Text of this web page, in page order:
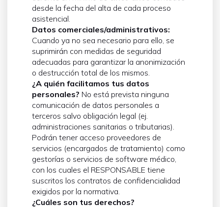
desde la fecha del alta de cada proceso
asistencial.
Datos comerciales/administrativos:
Cuando ya no sea necesario para ello, se
suprimirán con medidas de seguridad
adecuadas para garantizar la anonimización
o destrucción total de los mismos.
¿A quién facilitamos tus datos
personales? No está prevista ninguna
comunicación de datos personales a
terceros salvo obligación legal (ej.
administraciones sanitarias o tributarias).
Podrán tener acceso proveedores de
servicios (encargados de tratamiento) como
gestorías o servicios de software médico,
con los cuales el RESPONSABLE tiene
suscritos los contratos de confidencialidad
exigidos por la normativa.
¿Cuáles son tus derechos?